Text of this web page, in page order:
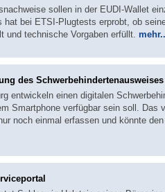
sollen in der EUDI-Wallet
hat bei ETSI-Plugtests erprobt, ob
und technische Vorgaben erfüllt.
des Schwerbehindertenausweises
entwickeln einen digitalen
Smartphone verfügbar sein soll. Das
noch einmal erfassen und könnte